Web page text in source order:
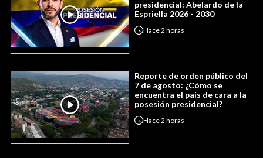
presidencial: Abelardo de la
Espriella 2026 - 2030
Hace2 horas
Reporte de orden público del
7 de agosto: ¿Cómo se
encuentra el país de cara a la
posesión presidencial?
Hace2 horas